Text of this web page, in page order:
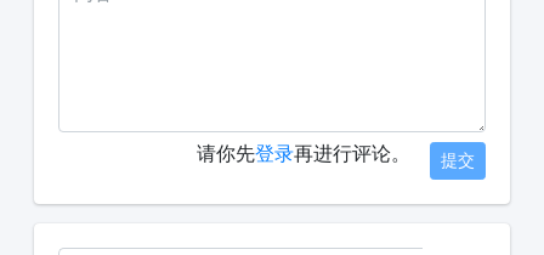
请你先登录再进行评论。 提交